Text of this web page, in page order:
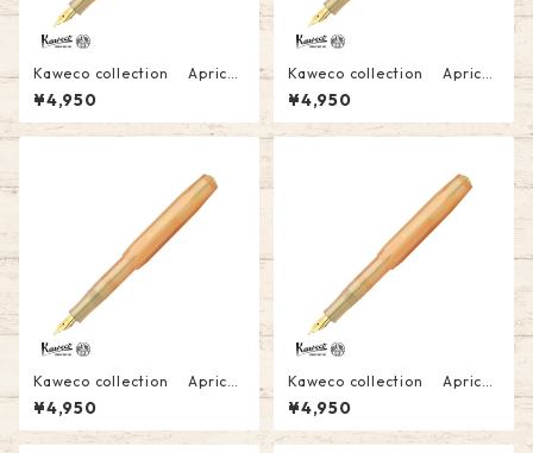
Kaweco collection Apricot
Pearl(アプリコットパール) 万
年筆(BB)￥4950(税込）
¥4,950
Kaweco collection Apricot
Pearl(アプリコットパール) 万
年筆(B)￥4950(税込）
¥4,950
Kaweco collection Apricot
Pearl(アプリコットパール) 万
年筆(M)￥4950(税込）
¥4,950
Kaweco collection Apricot
Pearl(アプリコットパール) 万
年筆(EF) ￥4950(税込）
¥4,950